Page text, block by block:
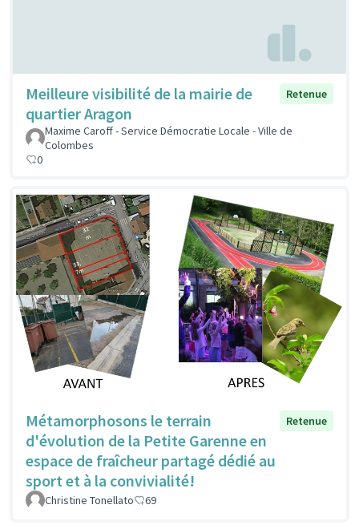
Meilleure visibilité de la mairie de
quartier Aragon
Retenue
Maxime Caroff - Service Démocratie Locale - Ville de
Colombes
0
Métamorphosons le terrain
d'évolution de la Petite Garenne en
espace de fraîcheur partagé dédié au
sport et à la convivialité!
Retenue
Christine Tonellato 69